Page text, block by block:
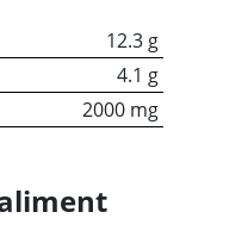
12.3 g
4.1 g
2000 mg